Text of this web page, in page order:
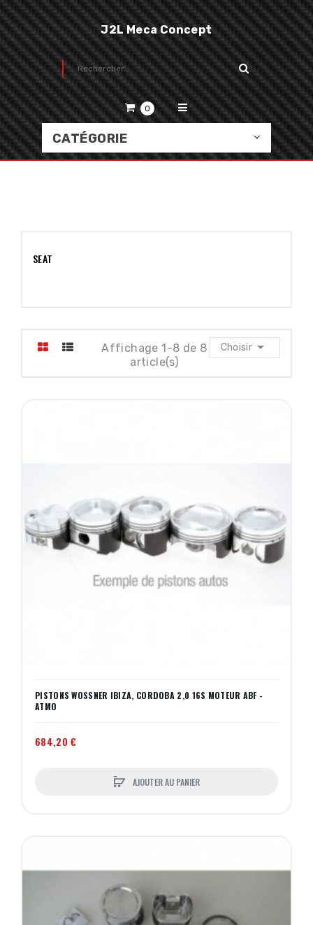
J2L Meca Concept
0
CATÉGORIE
SEAT
Choisir 
Affichage 1-8 de 8
article(s)
PISTONS WOSSNER IBIZA, CORDOBA 2,0 16S MOTEUR ABF -
ATMO
684,20 €
AJOUTER AU PANIER